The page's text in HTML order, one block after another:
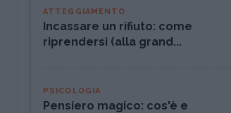
ATTEGGIAMENTO
Incassare un rifiuto: come
riprendersi (alla grand...
PSICOLOGIA
Pensiero magico: cos'è e